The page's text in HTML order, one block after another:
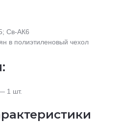
Св-АК6
в полиэтиленовый чехол
1 шт.